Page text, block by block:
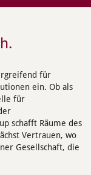
für
ein. Ob als
für
schafft Räume des
Vertrauen, wo
Gesellschaft, die